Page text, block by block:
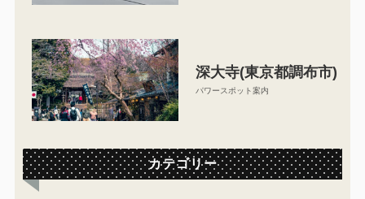
深大寺(東京都調布市)
パワースポット案内
カテゴリー